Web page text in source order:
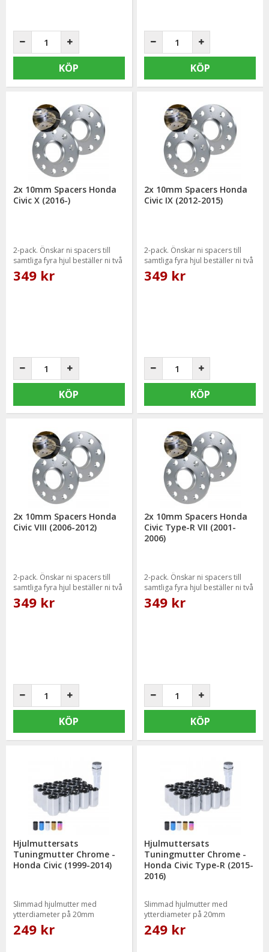
KÖP KÖP
2x 10mm Spacers Honda
Civic X (2016-)
2-pack. Önskar ni spacers till
samtliga fyra hjul beställer ni två
paket.
349 kr
KÖP
2x 10mm Spacers Honda
Civic IX (2012-2015)
2-pack. Önskar ni spacers till
samtliga fyra hjul beställer ni två
paket.
349 kr
KÖP
2x 10mm Spacers Honda
Civic VIII (2006-2012)
2-pack. Önskar ni spacers till
samtliga fyra hjul beställer ni två
paket.
349 kr
KÖP
2x 10mm Spacers Honda
Civic Type-R VII (2001-
2006)
2-pack. Önskar ni spacers till
samtliga fyra hjul beställer ni två
paket.
349 kr
KÖP
Hjulmuttersats
Tuningmutter Chrome -
Honda Civic (1999-2014)
Slimmad hjulmutter med
ytterdiameter på 20mm
249 kr
Hjulmuttersats
Tuningmutter Chrome -
Honda Civic Type-R (2015-
2016)
Slimmad hjulmutter med
ytterdiameter på 20mm
249 kr